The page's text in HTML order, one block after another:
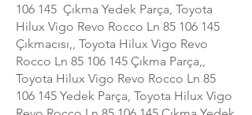
106 145 Çıkma Yedek Parça, Toyota
Hilux Vigo Revo Rocco Ln 85 106 145
Çıkmacısı,, Toyota Hilux Vigo Revo
Rocco Ln 85 106 145 Çıkma Parça,,
Toyota Hilux Vigo Revo Rocco Ln 85
106 145 Yedek Parça, Toyota Hilux Vigo